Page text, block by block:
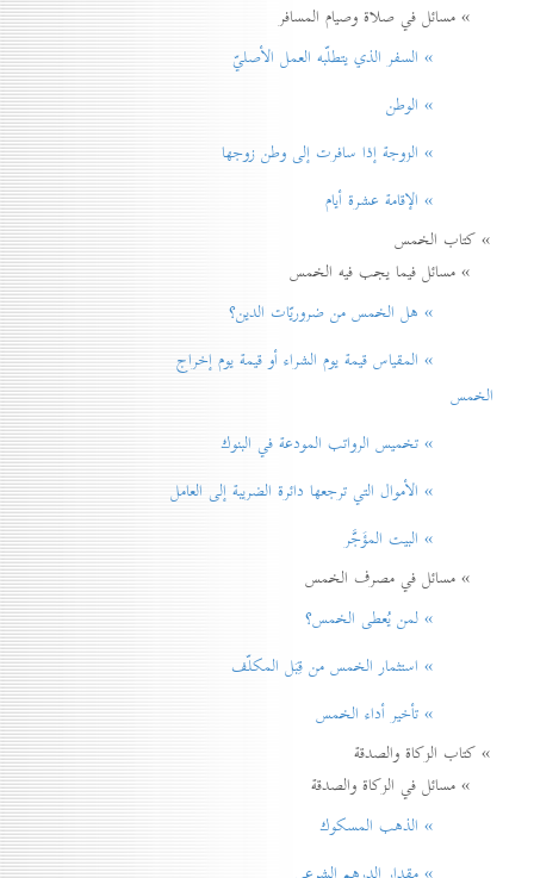
» مسائل في صلاة وصيام المسافر
» السفر الذي يتطلّبه العمل الأصليّ
» الوطن
» الزوجة إذا سافرت إلی وطن زوجها
» الإقامة عشرة أيام
» كتاب الخمس
» مسائل فيما يجب فيه الخمس
» هل الخمس من ضروريّات الدين؟
» المقياس قيمة يوم الشراء أو قيمة يوم إخراج
الخمس
» تخميس الرواتب المودعة في البنوك
» الأموال التي ترجعها دائرة الضريبة إلی العامل
» البيت المؤَجَّر
» مسائل في مصرف الخمس
» لمن يُعطی الخمس؟
» استثمار الخمس من قِبَل المكلّف
» تأخير أداء الخمس
» كتاب الزكاة والصدقة
» مسائل في الزكاة والصدقة
» الذهب المسكوك